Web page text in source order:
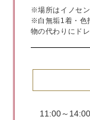
※場所はイノセン
※白無垢1着・色
物の代わりにド
11:00～14:00